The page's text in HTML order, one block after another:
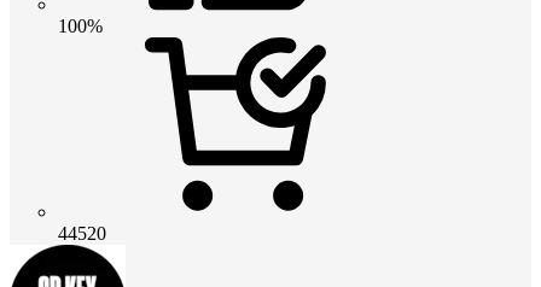
100%
44520